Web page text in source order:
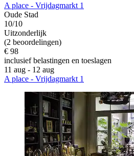
A place - Vrijdagmarkt 1
Oude Stad
10/10
Uitzonderlijk
(2 beoordelingen)
€ 98
inclusief belastingen en toeslagen
11 aug - 12 aug
A place - Vrijdagmarkt 1